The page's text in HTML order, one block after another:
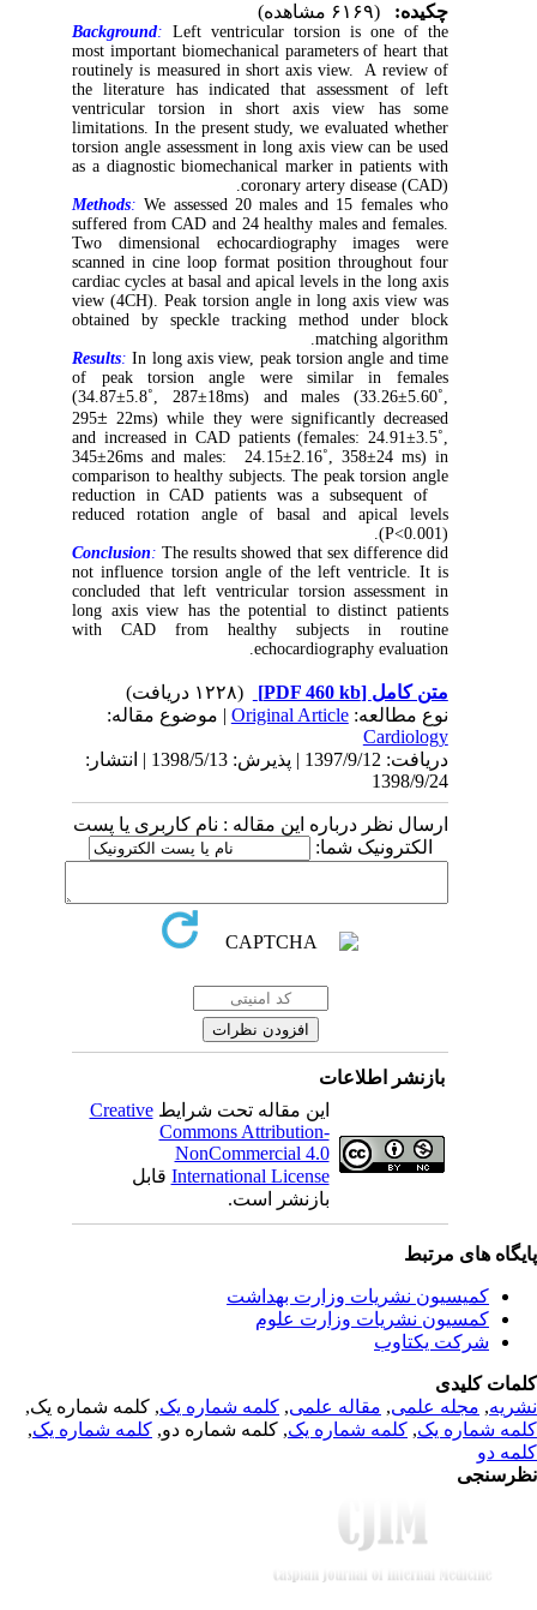
چکیده:
Background :Left ventricular torsion is one of the
most important biomechanical parameters of heart that
routinely is measured in short axis view. A review of
the literature has indicated that assessment of left
ventricular torsion in short axis view has some
limitations. In the present study, we evaluated whether
torsion angle assessment in long axis view can be used
as a diagnostic biomechanical marker in patients with
coronary artery disease (CAD).
Methods:We assessed 20 males and 15 females who
suffered from CAD and 24 healthy males and females.
Two dimensional echocardiography images were
scanned in cine loop format position throughout four
cardiac cycles at basal and apical levels in the long axis
view (4CH). Peak torsion angle in long axis view was
obtained by speckle tracking method under block
matching algorithm.
Results:In long axis view, peak torsion angle and time
of peak torsion angle were similar in females
(34.87±5.8˚, 287±18ms) and males (33.26±5.60˚,
295 ±22ms) while they were significantly decreased
and increased in CAD patients (females: 24.91±3.5˚,
345±26ms and males: 24.15±2.16˚, 358±24 ms) in
comparison to healthy subjects. The peak torsion angle
reduction in CAD patients was a subsequent of
reduced rotation angle of basal and apical levels
(P<0.001).
Conclusion:The results showed that sex difference did
not influence torsion angle of the left ventricle. It is
concluded that left ventricular torsion assessment in
long axis view has the potential to distinct patients
with CAD from healthy subjects in routine
echocardiography evaluation.
متن کامل[PDF 460 kb]
نوع مطالعه:Original Article| موضوع مقاله:
Cardiology
دریافت: 1397/9/12 | پذیرش: 1398/5/13 | انتشار:
1398/9/24
ارسال نظر درباره این مقاله : نام کاربری یا پست
الکترونیک شما:
بازنشر اطلاعات
این مقاله تحت شرایطCreative
Commons Attribution-
NonCommercial 4.0
International Licenseقابل
بازنشر است.
های مرتبط
کمیسیون نشریات وزارت بهداشت
کمسیون نشریات وزارت علوم
شرکت یکتاوب
کلیدی
,مجله علمی, مقاله علمی, کلمه شماره یک, کلمه شماره یک,
شماره یک,کلمه شماره یک, کلمه شماره دو,کلمه شماره یک,
دو